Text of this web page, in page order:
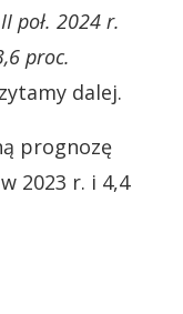
poł. 2024 r.
proc.
dalej.
prognozę
2023 r. i 4,4